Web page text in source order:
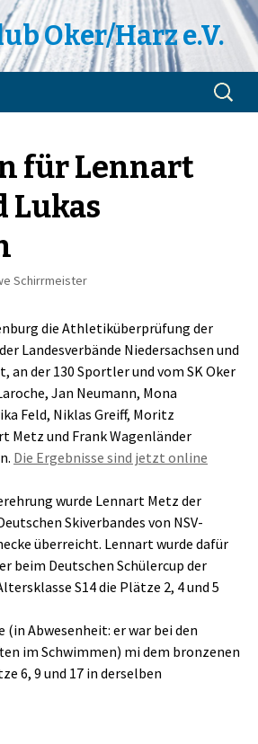
Oker/Harz e.V.
Suchen
nach:
für Lennart
Lukas
Schirrmeister
die Athletiküberprüfung der
Landesverbände Niedersachsen und
an der 130 Sportler und vom SK Oker
Jan Neumann, Mona
Feld, Niklas Greiff, Moritz
Metz und Frank Wagenländer
Die Ergebnisse sind jetzt online
wurde Lennart Metz der
Skiverbandes von NSV-
überreicht. Lennart wurde dafür
beim Deutschen Schülercup der
S14 die Plätze 2, 4 und 5
(in Abwesenheit: er war bei den
im Schwimmen) mi dem bronzenen
6, 9 und 17 in derselben